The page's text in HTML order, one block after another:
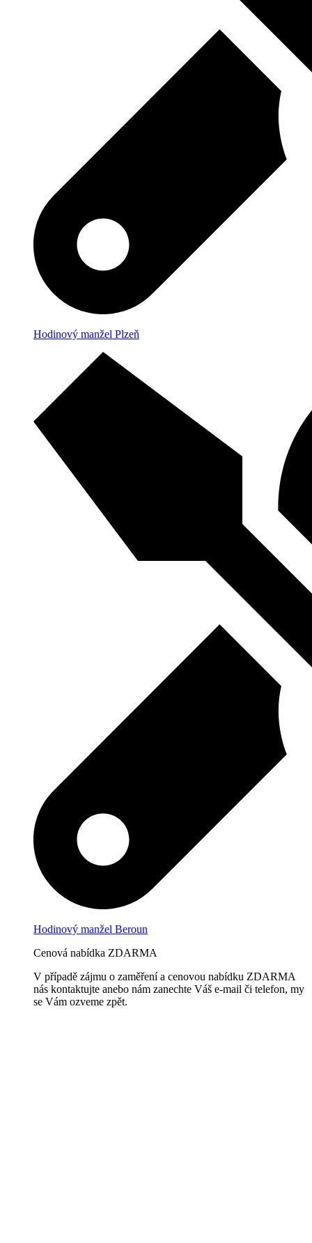
Hodinový manžel Plzeň
Hodinový manžel Beroun
Cenová nabídka ZDARMA
V případě zájmu o zaměření a cenovou nabídku ZDARMA
nás kontaktujte anebo nám zanechte Váš e-mail či telefon, my
se Vám ozveme zpět.